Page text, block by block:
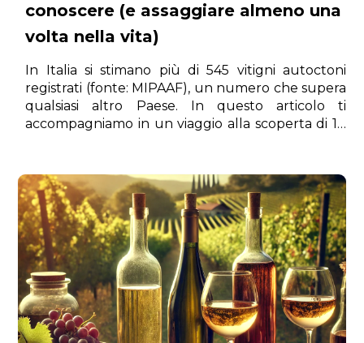
conoscere (e assaggiare almeno una
volta nella vita)
In Italia si stimano più di 545 vitigni autoctoni
registrati (fonte: MIPAAF), un numero che supera
qualsiasi altro Paese. In questo articolo ti
accompagniamo in un viaggio alla scoperta di 10